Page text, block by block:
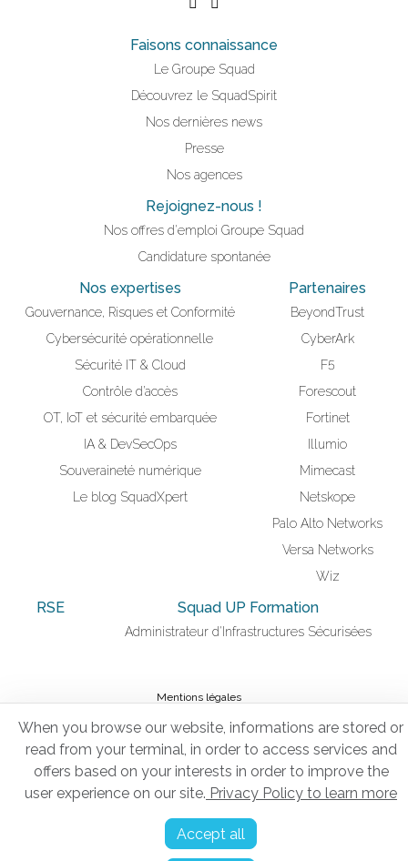
Faisons connaissance
Le Groupe Squad
Découvrez le SquadSpirit
Nos dernières news
Presse
Nos agences
Rejoignez-nous !
Nos offres d'emploi Groupe Squad
Candidature spontanée
Nos expertises
Gouvernance, Risques et Conformité
Cybersécurité opérationnelle
Sécurité IT & Cloud
Contrôle d’accès
OT, IoT et sécurité embarquée
IA & DevSecOps
Souveraineté numérique
Le blog SquadXpert
Partenaires
BeyondTrust
CyberArk
F5
Forescout
Fortinet
Illumio
Mimecast
Netskope
Palo Alto Networks
Versa Networks
Wiz
RSE Squad UP Formation
Administrateur d'Infrastructures Sécurisées
Mentions légales
Politique de confidentialité
Gestion des cookies
Tous droits réservés © 2026 Squad.
When you browse our website, informations are stored or
read from your terminal, in order to access services and
offers based on your interests in order to improve the
user experience on our site. Privacy Policy to learn more
Accept all